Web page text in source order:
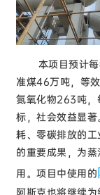
本项目预计每
准煤46万吨，等
氮氧化物263吨，
标，社会效益显
耗、零碳排放的
的重要成果，为
用。项目中使用的
阿斯克也将继续